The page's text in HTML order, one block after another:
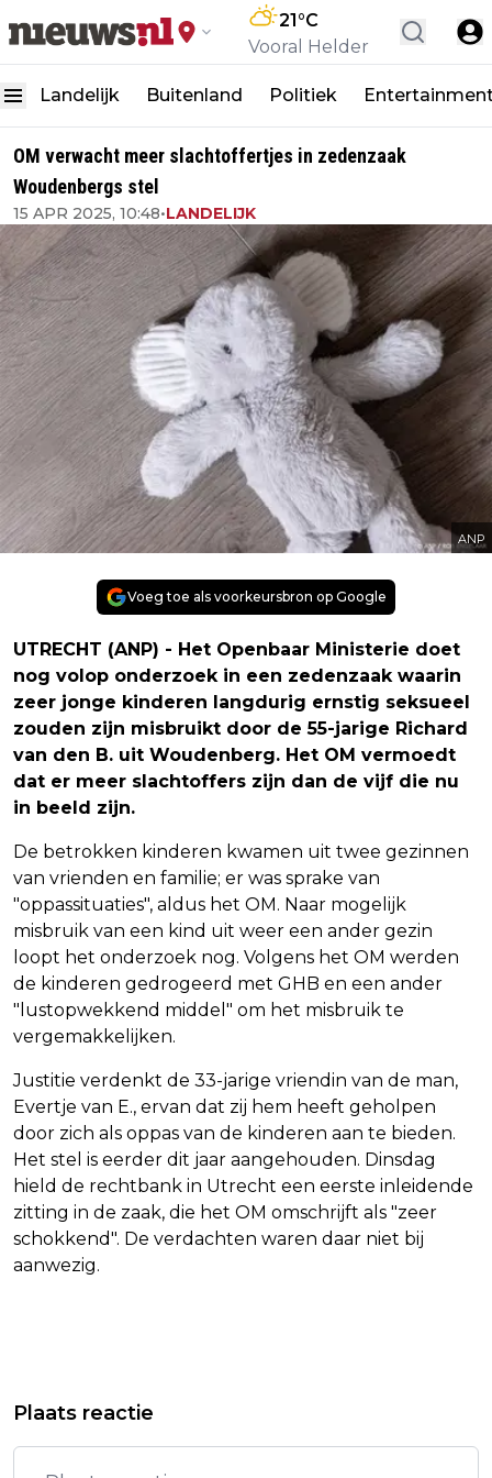
21°C
Vooral Helder
Landelijk Buitenland Politiek
OM verwacht meer slachtoffertjes in zedenzaak
Woudenbergs stel
15 APR 2025, 10:48•LANDELIJK
ANP
Voeg toe als voorkeursbron op Google
UTRECHT (ANP) - Het Openbaar Ministerie doet
nog volop onderzoek in een zedenzaak waarin
zeer jonge kinderen langdurig ernstig seksueel
zouden zijn misbruikt door de 55-jarige Richard
van den B. uit Woudenberg. Het OM vermoedt
dat er meer slachtoffers zijn dan de vijf die nu
in beeld zijn.
De betrokken kinderen kwamen uit twee gezinnen
van vrienden en familie; er was sprake van
"oppassituaties", aldus het OM. Naar mogelijk
misbruik van een kind uit weer een ander gezin
loopt het onderzoek nog. Volgens het OM werden
de kinderen gedrogeerd met GHB en een ander
"lustopwekkend middel" om het misbruik te
vergemakkelijken.
Justitie verdenkt de 33-jarige vriendin van de man,
Evertje van E., ervan dat zij hem heeft geholpen
door zich als oppas van de kinderen aan te bieden.
Het stel is eerder dit jaar aangehouden. Dinsdag
hield de rechtbank in Utrecht een eerste inleidende
zitting in de zaak, die het OM omschrijft als "zeer
schokkend". De verdachten waren daar niet bij
aanwezig.
ROEPEN BELGEN OP VRAGEN IN TE
HERMANS: STRATEGISCHE
GASVOORRAAD JAAGT
Plaats reactie